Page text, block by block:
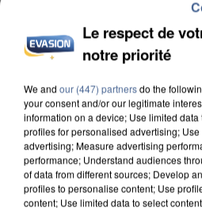
INCENDIES : L’ÎLE-DE-
DE SOLIDARITÉ AVEC LES...
Le respect de
notre priorité
We and our (447) partnersdo the
your consent and/or our legitimate
information on a device; Use limited
profiles for personalised advertising;
advertising; Measure advertising
performance; Understand audiences
of data from different sources; Develop
profiles to personalise content; Use
content; Use limited data to select